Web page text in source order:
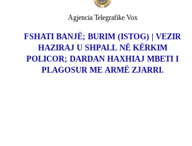
FSHATI BANJË; BURIM (ISTOG) | VEZIR
HAZIRAJ U SHPALL NË KËRKIM
POLICOR; DARDAN HAXHIAJ MBETI I
PLAGOSUR ME ARMË ZJARRI.
Agjencia Telegrafike Vox